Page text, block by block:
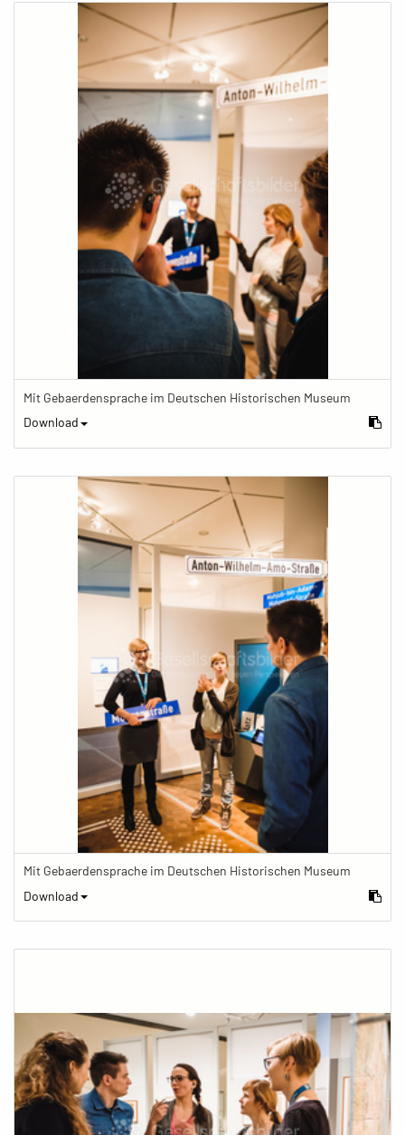
Mit Gebaerdensprache im Deutschen Historischen Museum
Download
Mit Gebaerdensprache im Deutschen Historischen Museum
Download